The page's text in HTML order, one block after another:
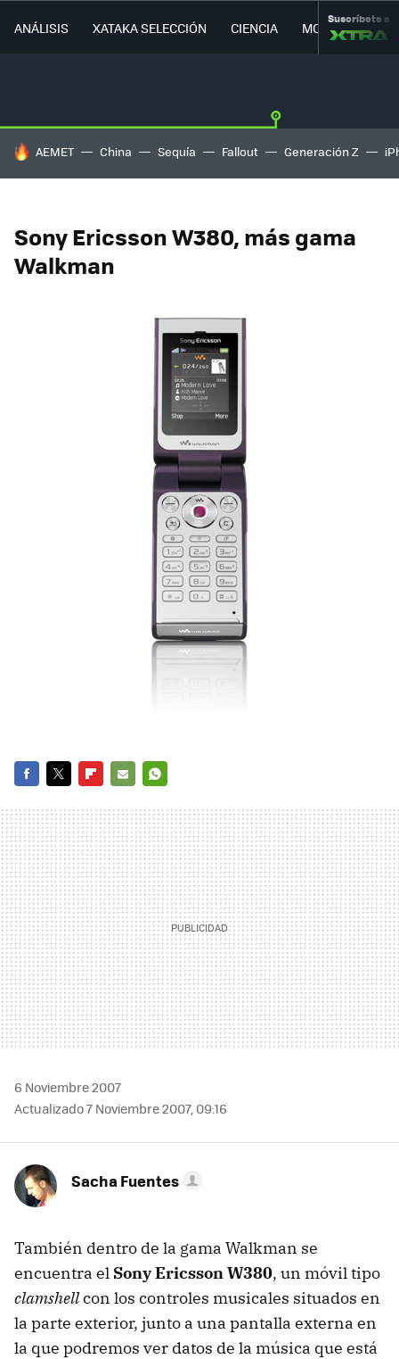
ANÁLISIS XATAKA SELECCIÓN CIENCIA MOVILIDAD
Suscríbete a
HOY SE HABLA DE
AEMET China Sequía Fallout Generación Z
Sony Ericsson W380, más gama
Walkman
MAIL
6 Noviembre 2007
Actualizado 7 Noviembre 2007, 09:16
Sacha Fuentes
También dentro de la gama Walkman se
encuentra el Sony Ericsson W380, un móvil tipo
clamshellcon los controles musicales situados en
la parte exterior, junto a una pantalla externa en
la que podremos ver datos de la música que está